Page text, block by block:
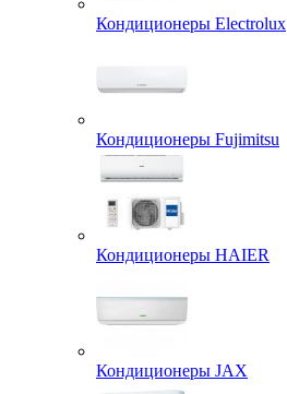
Кондиционеры Electrolux
Кондиционеры Fujimitsu
Кондиционеры HAIER
Кондиционеры JAX